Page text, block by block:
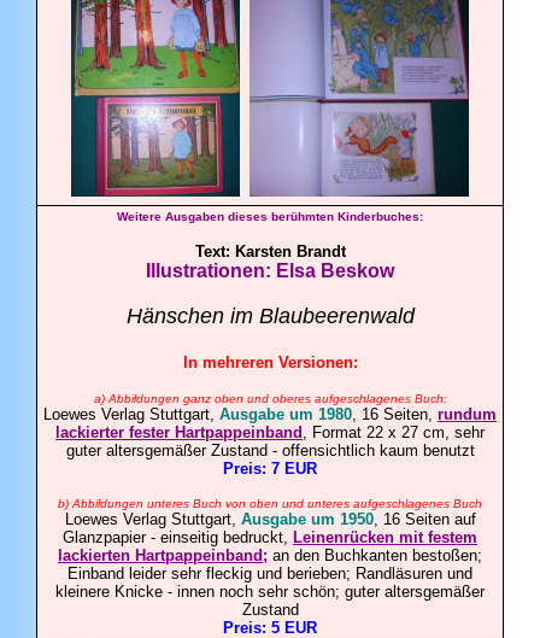
Weitere Ausgaben dieses berühmten Kinderbuches:
Text: Karsten Brandt
Illustrationen: Elsa Beskow
Hänschen im Blaubeerenwald
In mehreren Versionen:
a) Abbildungen ganz oben und oberes aufgeschlagenes Buch:
Loewes Verlag Stuttgart, Ausgabe um 1980, 16 Seiten, rundum
lackierter fester Hartpappeinband , Format 22 x 27 cm, sehr
guter altersgemäßer Zustand - offensichtlich kaum benutzt
Preis: 7 EUR
b) Abbildungen unteres Buch von oben und unteres aufgeschlagenes Buch
Loewes Verlag Stuttgart, Ausgabe um 1950, 16 Seiten auf
Glanzpapier - einseitig bedruckt, Leinenrücken mit festem
lackierten Hartpappeinband; an den Buchkanten bestoßen;
Einband leider sehr fleckig und berieben; Randläsuren und
kleinere Knicke - innen noch sehr schön; guter altersgemäßer
Zustand
Preis: 5 EUR